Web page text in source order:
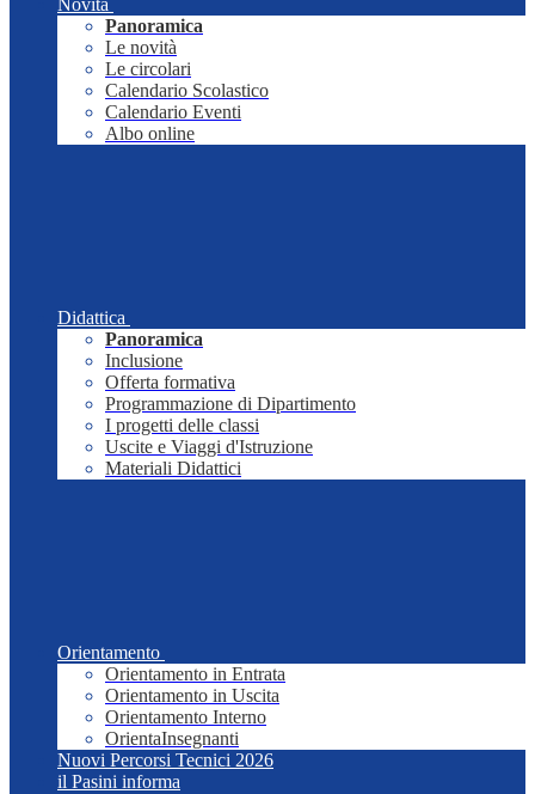
Novità
Panoramica
Le novità
Le circolari
Calendario Scolastico
Calendario Eventi
Albo online
Didattica
Panoramica
Inclusione
Offerta formativa
Programmazione di Dipartimento
I progetti delle classi
Uscite e Viaggi d'Istruzione
Materiali Didattici
Orientamento
Orientamento in Entrata
Orientamento in Uscita
Orientamento Interno
OrientaInsegnanti
Nuovi Percorsi Tecnici 2026
il Pasini informa